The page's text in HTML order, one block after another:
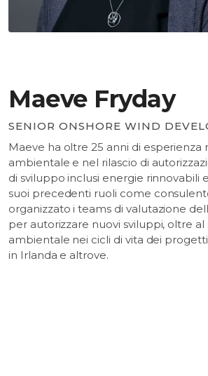
Maeve Fryday
SENIOR ONSHORE WIND
Maeve ha oltre 25 anni di esperienza
ambientale e nel rilascio di
di sviluppo inclusi energie rinnovabili
suoi precedenti ruoli come
organizzato i teams di valutazione
per autorizzare nuovi sviluppi, oltre
ambientale nei cicli di vita dei
in Irlanda e altrove.